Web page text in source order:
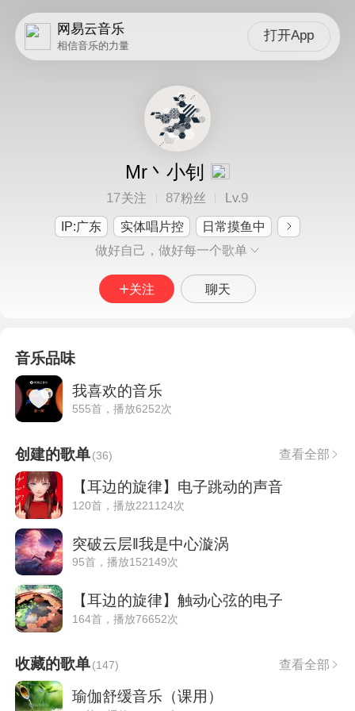
网易云音乐
相信音乐的力量
打开App
Mr丶小钊
17关注 87粉丝 Lv.9
IP:广东 实体唱片控
日常摸鱼中
做好自己，做好每一个歌单
关注 聊天
音乐品味
我喜欢的音乐
555首，播放6252次
创建的歌单(36) 查看全部
【耳边的旋律】电子跳动的声音
120首，播放221124次
突破云层‖我是中心漩涡
95首，播放152149次
【耳边的旋律】触动心弦的电子
164首，播放76652次
收藏的歌单(147) 查看全部
瑜伽舒缓音乐（课用）